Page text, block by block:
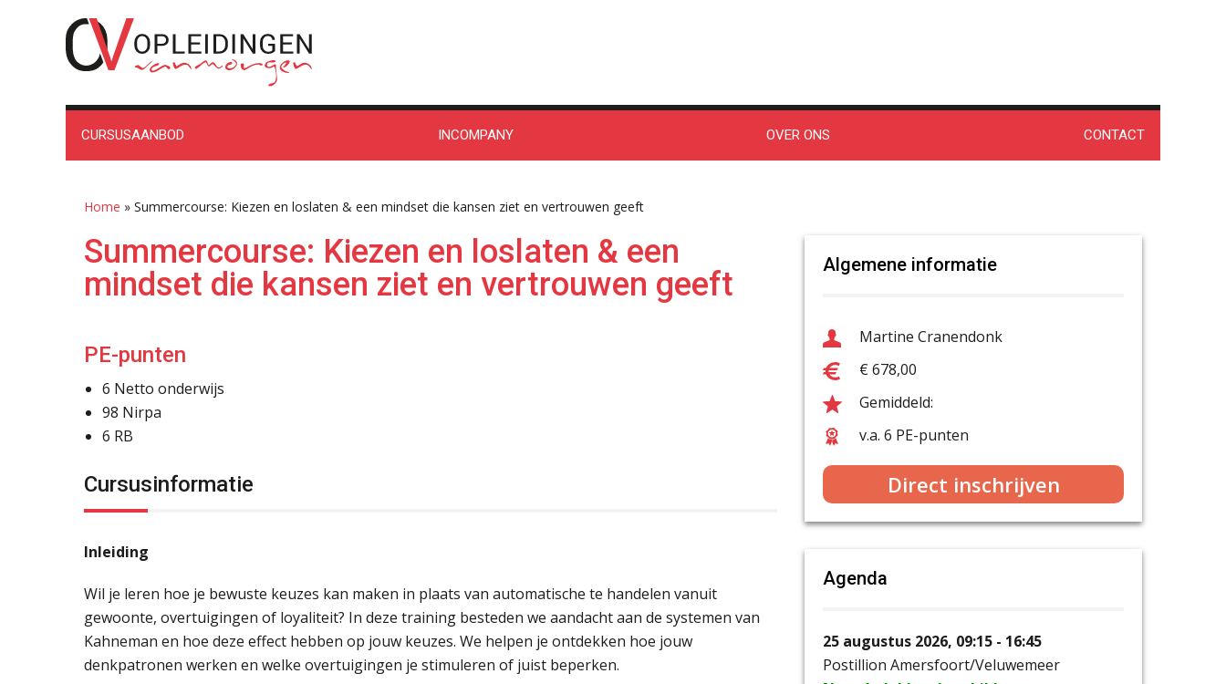
CURSUSAANBOD INCOMPANY OVER ONS CONTACT
Home » Summercourse: Kiezen en loslaten & een mindset die kansen ziet en vertrouwen geeft
Summercourse: Kiezen en loslaten & een
mindset die kansen ziet en vertrouwen geeft
PE-punten
6 Netto onderwijs
98 Nirpa
6 RB
Cursusinformatie
Inleiding
Wil je leren hoe je bewuste keuzes kan maken in plaats van automatische te handelen vanuit
gewoonte, overtuigingen of loyaliteit? In deze training besteden we aandacht aan de systemen van
Kahneman en hoe deze effect hebben op jouw keuzes. We helpen je ontdekken hoe jouw
denkpatronen werken en welke overtuigingen je stimuleren of juist beperken.
Algemene informatie
Martine Cranendonk
€ 678,00
v.a. 6 PE-punten
Direct inschrijven
Agenda
25 augustus 2026, 09:15 - 16:45
Postillion Amersfoort/Veluwemeer